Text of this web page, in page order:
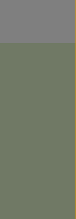
hofbauernhof/